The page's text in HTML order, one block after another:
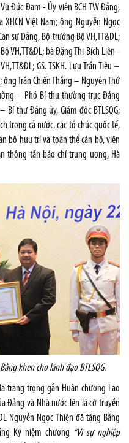
Đức Đam - Ủy viên BCH TW Đảng,
Việt Nam; ông Nguyễn Ngọc
sự Đảng, Bộ trưởng Bộ VH,TT&DL;
VH,TT&DL; bà Đặng Thị Bích Liên -
GS. TSKH. Lưu Trần Tiêu –
Trần Chiến Thắng – Nguyên Thứ
– Phó Bí thư thường trực Đảng
Bí thư Đảng ủy, Giám đốc BTLSQG;
trong cả nước, các tổ chức quốc tế,
bộ hưu trí và toàn thể cán bộ, viên
thông tấn báo chí trung ương, Hà
khen cho lãnh đạo BTLSQG.
trang trọng gắn Huân chương Lao
Đảng và Nhà nước lên lá cờ truyền
Nguyễn Ngọc Thiện đã tặng Bằng
Kỷ niệm chương “Vì sự nghiệp